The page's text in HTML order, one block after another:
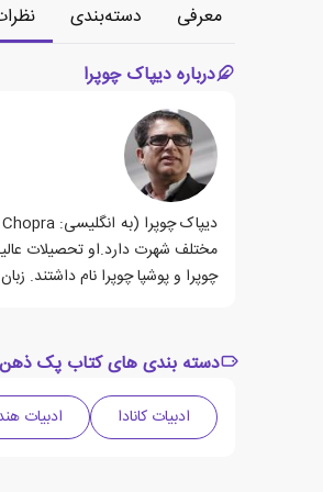
معرفی دسته‌بندی
درباره دیپاک چوپرا
مختلف شهرت دارد.او تحصیلات عالیه
چوپرا و پوشپا چوپرا نام داشتند.
دسته بندی های کتاب پک
ادبیات کانادا ادبیات